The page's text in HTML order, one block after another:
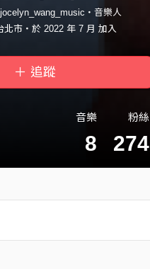
・音樂人
北市・於 2022 年 7 月 加入
＋ 追蹤
音樂
8
粉絲
274